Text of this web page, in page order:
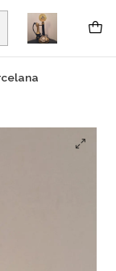
em Viana do